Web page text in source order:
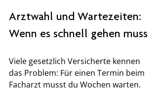
Arztwahl und Wartezeiten:
Wenn es schnell gehen muss
Viele gesetzlich Versicherte kennen
das Problem: Für einen Termin beim
Facharzt musst du Wochen warten.